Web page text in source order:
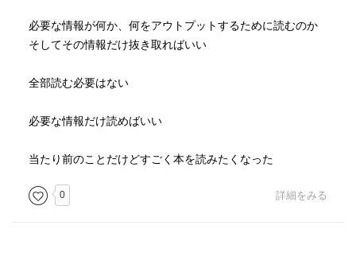
りということがよくある。
知ったかぶりは、そういう発展性を殺してしまうのであ
誰だって一回のインタビューで完璧な取材などできるもの
こちらにも向こうにも時間的余裕があれば、補充取材をす
場合によっては電話取材でも良い。
必要な情報が何か、何をアウトプットするために読むのか
そしてその情報だけ抜き取ればいい
全部読む必要はない
必要な情報だけ読めばいい
当たり前のことだけどすごく本を読みたくなった
0 詳細をみる